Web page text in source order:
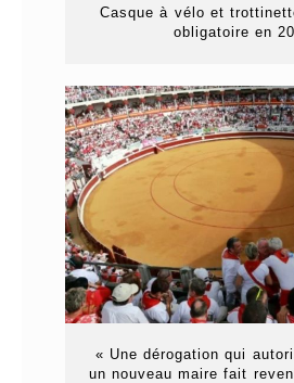
Casque à vélo et
obligatoire en
« Une dérogation qui
un nouveau maire fait